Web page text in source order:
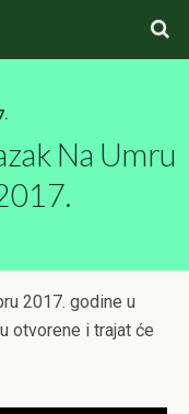
Na Umru
2017. godine u
otvorene i trajat će